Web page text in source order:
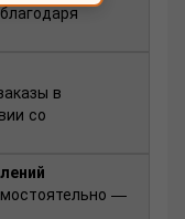
в
со
—